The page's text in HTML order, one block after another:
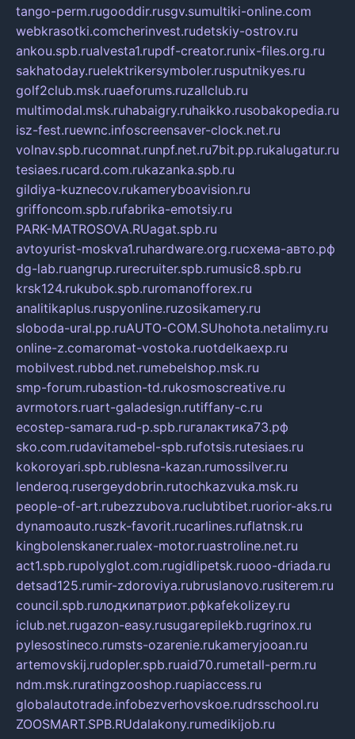
tango-perm.rugooddir.rusgv.sumultiki-online.com
webkrasotki.comcherinvest.rudetskiy-ostrov.ru
ankou.spb.rualvesta1.rupdf-creator.runix-files.org.ru
sakhatoday.ruelektrikersymboler.rusputnikyes.ru
golf2club.msk.ruaeforums.ruzallclub.ru
multimodal.msk.ruhabaigry.ruhaikko.rusobakopedia.ru
isz-fest.ruewnc.infoscreensaver-clock.net.ru
volnav.spb.rucomnat.runpf.net.ru7bit.pp.rukalugatur.ru
tesiaes.rucard.com.rukazanka.spb.ru
gildiya-kuznecov.rukameryboavision.ru
griffoncom.spb.rufabrika-emotsiy.ru
PARK-MATROSOVA.RUagat.spb.ru
avtoyurist-moskva1.ruhardware.org.ruсхема-авто.рф
dg-lab.ruangrup.rurecruiter.spb.rumusic8.spb.ru
krsk124.rukubok.spb.ruromanofforex.ru
analitikaplus.ruspyonline.ruzosikamery.ru
sloboda-ural.pp.ruAUTO-COM.SUhohota.netalimy.ru
online-z.comaromat-vostoka.ruotdelkaexp.ru
mobilvest.rubbd.net.rumebelshop.msk.ru
smp-forum.rubastion-td.rukosmoscreative.ru
avrmotors.ruart-galadesign.rutiffany-c.ru
ecostep-samara.rud-p.spb.ruгалактика73.рф
sko.com.rudavitamebel-spb.rufotsis.rutesiaes.ru
kokoroyari.spb.rublesna-kazan.rumossilver.ru
lenderoq.rusergeydobrin.rutochkazvuka.msk.ru
people-of-art.rubezzubova.ruclubtibet.ruorior-aks.ru
dynamoauto.ruszk-favorit.rucarlines.ruflatnsk.ru
kingbolenskaner.rualex-motor.ruastroline.net.ru
act1.spb.rupolyglot.com.rugidlipetsk.ruooo-driada.ru
detsad125.rumir-zdoroviya.rubruslanovo.rusiterem.ru
council.spb.ruлодкипатриот.рфkafekolizey.ru
iclub.net.rugazon-easy.rusugarepilekb.rugrinox.ru
pylesostineco.rumsts-ozarenie.rukameryjooan.ru
artemovskij.rudopler.spb.ruaid70.rumetall-perm.ru
ndm.msk.ruratingzooshop.ruapiaccess.ru
globalautotrade.infobezverhovskoe.rudrsschool.ru
ZOOSMART.SPB.RUdalakony.rumedikijob.ru